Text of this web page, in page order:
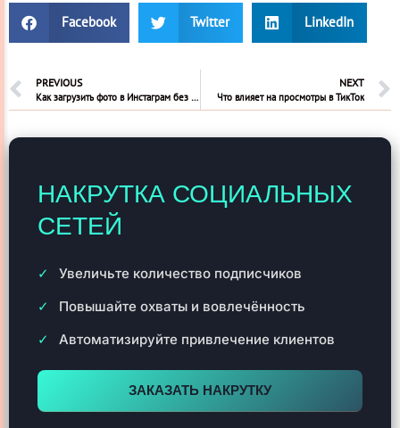
Facebook Twitter LinkedIn
PREVIOUS
Как загрузить фото в Инстаграм без потери качества
NEXT
Что влияет на просмотры в ТикТок
НАКРУТКА СОЦИАЛЬНЫХ
СЕТЕЙ
Увеличьте количество подписчиков
Повышайте охваты и вовлечённость
Автоматизируйте привлечение клиентов
ЗАКАЗАТЬ НАКРУТКУ